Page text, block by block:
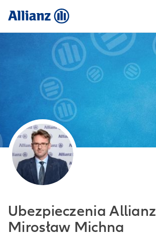
Ubezpieczenia Allianz
Mirosław Michna